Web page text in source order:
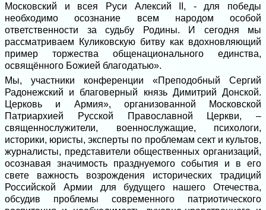
Московский и всея Руси Алексий II, - для победы
необходимо осознание всем народом особой
ответственности за судьбу Родины. И сегодня мы
рассматриваем Куликовскую битву как вдохновляющий
пример торжества общенационального единства,
освящённого Божией благодатью».
Мы, участники конференции «Преподобный Сергий
Радонежский и благоверный князь Димитрий Донской.
Церковь и Армия», организованной Московской
Патриархией Русской Православной Церкви, –
священнослужители, военнослужащие, психологи,
историки, юристы, эксперты по проблемам сект и культов,
журналисты, представители общественных организаций,
осознавая значимость празднуемого события и в его
свете важность возрождения исторических традиций
Российской Армии для будущего нашего Отечества,
обсудив проблемы современного патриотического